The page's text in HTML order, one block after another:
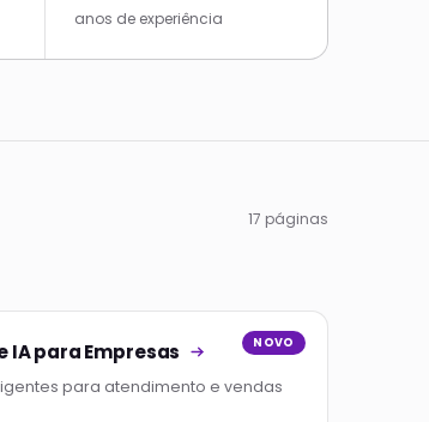
anos de experiência
17 páginas
NOVO
IA para Empresas
para atendimento e vendas